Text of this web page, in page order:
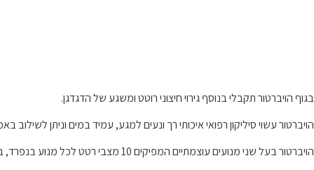
בגוף הויברטור תקבלי בנוסף גירוי חיצוני רוטט ומשגע של הדגדגן.
הויברטור עשוי סיליקון רפואי איכותי רך ונעים למגע, עמיד במים וניתן לשילוב
הויברטור בעל שני מנועים עוצמתיים המפיקים 10 מצבי רטט לכל מנוע בנפרד, בהם ניתן לשלוט בקלות מכפתורי הבקרה לבחירת העוצמה המושלמת עבורך!